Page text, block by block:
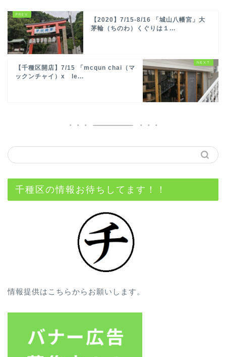
【2020】7/15-8/16 「城山八幡宮」大
茅輪（ちのわ）くぐりは１...
【千種区開店】7/15 「mcqun chai（マ
ックンチャイ）x le...
千種区の情報お待ちしてます！！
情報提供はこちらからお願いします。